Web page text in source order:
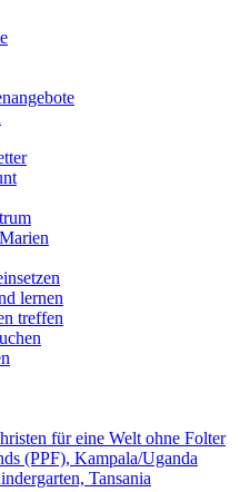
lernen
treffen
für eine Welt ohne Folter
(PPF), Kampala/Uganda
Tansania